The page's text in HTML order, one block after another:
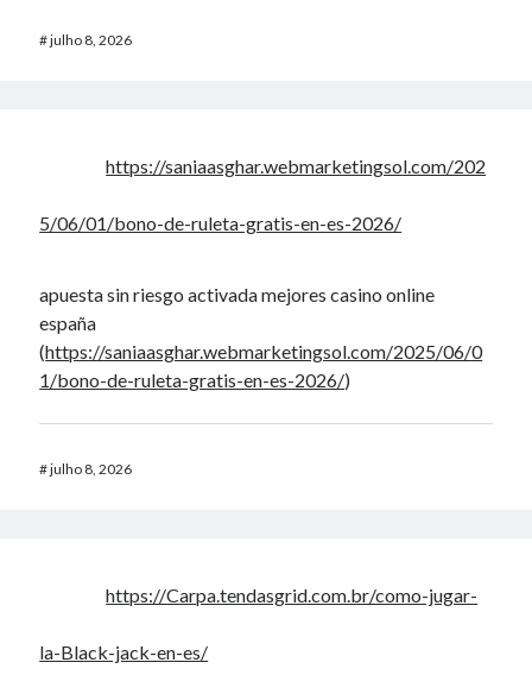
#julho 8, 2026
https://saniaasghar.webmarketingsol.com/202
5/06/01/bono-de-ruleta-gratis-en-es-2026/
apuesta sin riesgo activada mejores casino online
españa
(https://saniaasghar.webmarketingsol.com/2025/06/0
1/bono-de-ruleta-gratis-en-es-2026/)
#julho 8, 2026
https://Carpa.tendasgrid.com.br/como-jugar-
la-Black-jack-en-es/